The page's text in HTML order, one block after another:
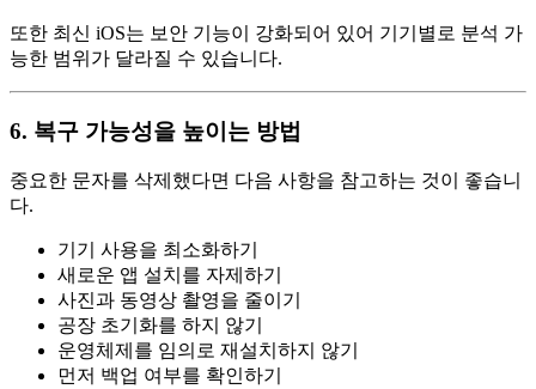
또한 최신 iOS는 보안 기능이 강화되어 있어 기기별로 분석 가
능한 범위가 달라질 수 있습니다.
6. 복구 가능성을 높이는 방법
중요한 문자를 삭제했다면 다음 사항을 참고하는 것이 좋습니
다.
기기 사용을 최소화하기
새로운 앱 설치를 자제하기
사진과 동영상 촬영을 줄이기
공장 초기화를 하지 않기
운영체제를 임의로 재설치하지 않기
먼저 백업 여부를 확인하기